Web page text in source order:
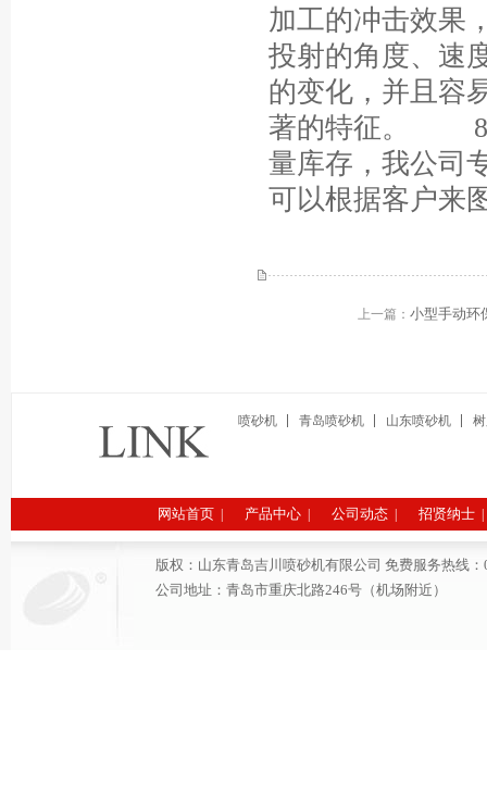
加工的冲击效果
投射的角度、速
的变化，并且容
著的特征。 8.
量库存，我公司
可以根据客户来
上一篇： 小型手动环
喷砂机 青岛喷砂机 山东喷砂机
网站首页 产品中心 公司动态 招贤纳士
版权：山东青岛吉川喷砂机有限公司 免费服务热线
公司地址：青岛市重庆北路246号（机场附近）